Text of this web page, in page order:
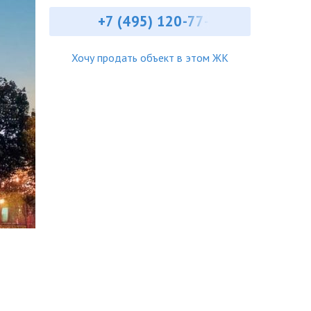
+7 (495) ‎120-77-
Хочу продать объект в этом ЖК